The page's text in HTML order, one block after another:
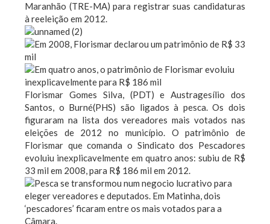
Maranhão (TRE-MA) para registrar suas candidaturas
à reeleição em 2012.
Florismar Gomes Silva, (PDT) e Austragesílio dos
Santos, o Burné(PHS) são ligados à pesca. Os dois
figuraram na lista dos vereadores mais votados nas
eleições de 2012 no município. O patrimônio de
Florismar que comanda o Sindicato dos Pescadores
evoluiu inexplicavelmente em quatro anos: subiu de R$
33 mil em 2008, para R$ 186 mil em 2012.